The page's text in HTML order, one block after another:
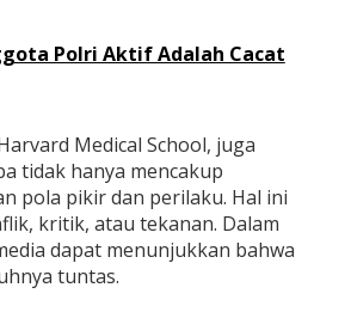
Polri Aktif Adalah Cacat
Medical School, juga
tidak hanya mencakup
pola pikir dan perilaku. Hal ini
kritik, atau tekanan. Dalam
dapat menunjukkan bahwa
tuntas.